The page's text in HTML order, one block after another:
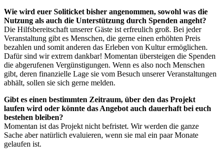
Wie wird euer Soliticket bisher angenommen, sowohl was die
Nutzung als auch die Unterstützung durch Spenden angeht?
Die Hilfsbereitschaft unserer Gäste ist erfreulich groß. Bei jeder
Veranstaltung gibt es Menschen, die gerne einen erhöhten Preis
bezahlen und somit anderen das Erleben von Kultur ermöglichen.
Dafür sind wir extrem dankbar! Momentan übersteigen die Spenden
die abgerufenen Vergünstigungen. Wenn es also noch Menschen
gibt, deren finanzielle Lage sie vom Besuch unserer Veranstaltungen
abhält, sollen sie sich gerne melden.
Gibt es einen bestimmten Zeitraum, über den das Projekt
laufen wird oder könnte das Angebot auch dauerhaft bei euch
bestehen bleiben?
Momentan ist das Projekt nicht befristet. Wir werden die ganze
Sache aber natürlich evaluieren, wenn sie mal ein paar Monate
gelaufen ist.